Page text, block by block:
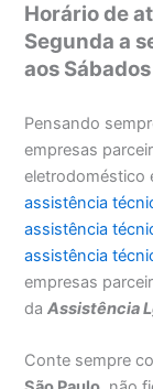
Horário de
Segunda a
aos
Pensando
empresas
eletrodoméstico
assistência
assistência
assistência
empresas
daAssistência
Conte sempre